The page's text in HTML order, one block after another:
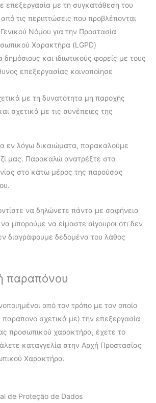
επεξεργασία με τη συγκατάθεση του
τις περιπτώσεις που προβλέπονται
Νόμου για την Προστασία
Χαρακτήρα (LGPD)
δημόσιους και ιδιωτικούς φορείς με τους
επεξεργασίας κοινοποίησε
με τη δυνατότητα μη παροχής
σχετικά με τις συνέπειες της
εν λόγω δικαιώματα, παρακαλούμε
μας. Παρακαλώ ανατρέξτε στα
στο κάτω μέρος της παρούσας
να δηλώνετε πάντα με σαφήνεια
μπορούμε να είμαστε σίγουροι ότι δεν
διαγράφουμε δεδομένα του λάθος
παραπόνου
από τον τρόπο με τον οποίο
παράπονο σχετικά με) την επεξεργασία
προσωπικού χαρακτήρα, έχετε το
καταγγελία στην Αρχή Προστασίας
Χαρακτήρα.
de Proteção de Dados